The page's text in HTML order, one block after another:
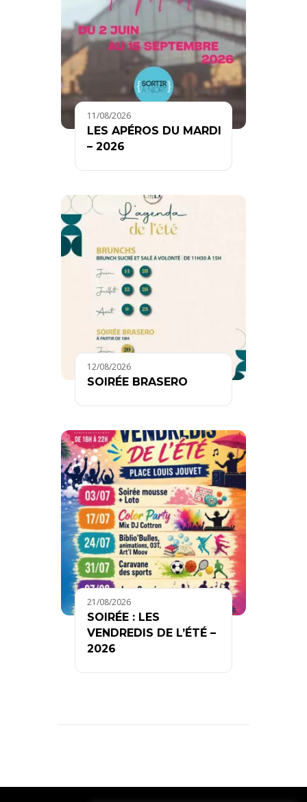
11/08/2026
LES APÉROS DU MARDI
– 2026
12/08/2026
SOIRÉE BRASERO
21/08/2026
SOIRÉE : LES
VENDREDIS DE L’ÉTÉ –
2026